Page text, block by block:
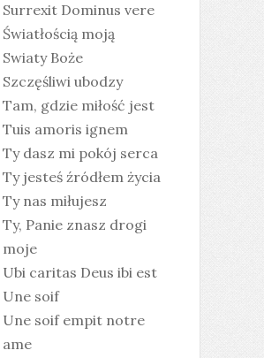
Surrexit Dominus vere
Światłością moją
Swiaty Boże
Szczęśliwi ubodzy
Tam, gdzie miłość jest
Tuis amoris ignem
Ty dasz mi pokój serca
Ty jesteś źródłem życia
Ty nas miłujesz
Ty, Panie znasz drogi
moje
Ubi caritas Deus ibi est
Une soif
Une soif empit notre
ame